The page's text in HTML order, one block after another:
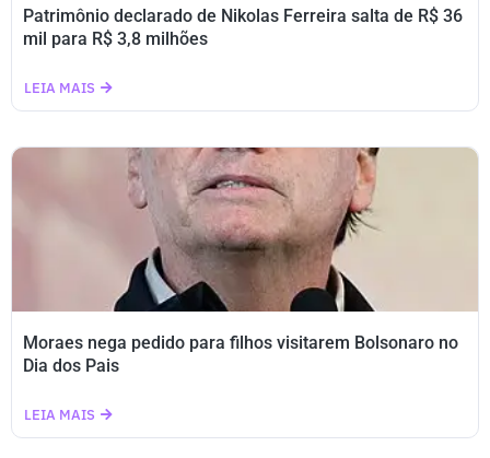
Patrimônio declarado de Nikolas Ferreira salta de R$ 36
mil para R$ 3,8 milhões
LEIA MAIS
Moraes nega pedido para filhos visitarem Bolsonaro no
Dia dos Pais
LEIA MAIS